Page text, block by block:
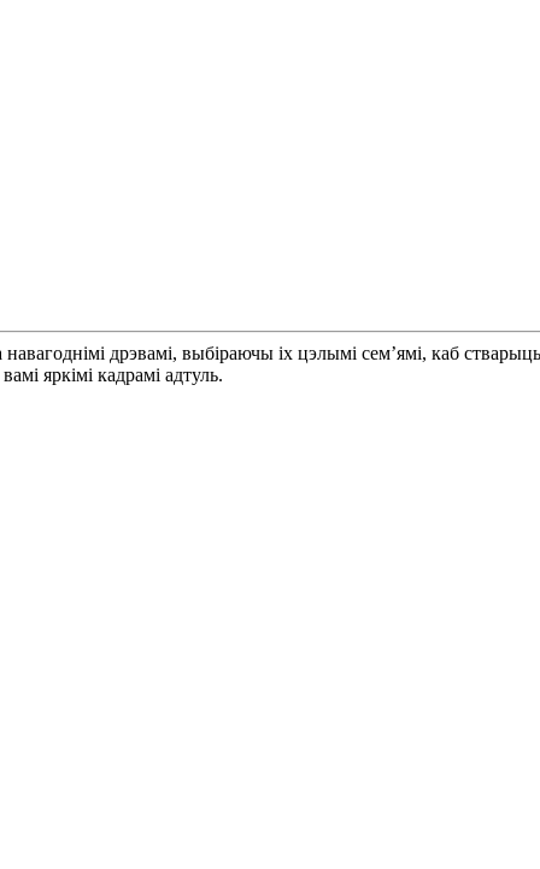
дрэвамі, выбіраючы іх цэлымі сем’ямі, каб
яркімі кадрамі адтуль.